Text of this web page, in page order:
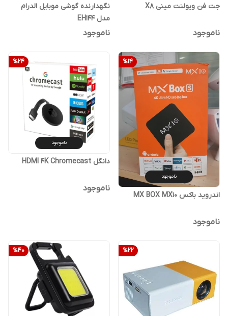
جت فن ویولنت مینی X8
ناموجود
نگهدارنده گوشی موبایل الدرام
مدل EH144
ناموجود
%14
ناموجود
اندروید باکس MX BOX MX10
ناموجود
%24
ناموجود
دانگل HDMI 4K Chromecast
ناموجود
%22
%40